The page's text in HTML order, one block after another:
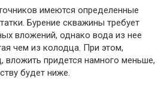
имеются определенные
Бурение скважины требует
вложений, однако вода из нее
чем из колодца. При этом,
вложить придется намного меньше,
будет ниже.